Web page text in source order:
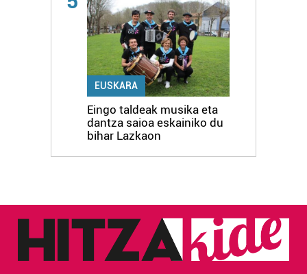
EUSKARA
Eingo taldeak musika eta
dantza saioa eskainiko du
bihar Lazkaon